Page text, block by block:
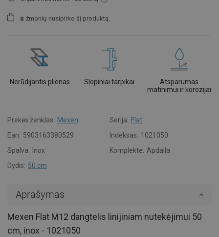
8 žmonių nusipirko šį produktą.
Nerūdijantis plienas Slopiniai tarpikai
Atsparumas
matinimui ir korozijai
Prekės ženklas: Mexen Serija: Flat
Ean: 5903163380529 Indeksas: 1021050
Spalva:
Inox Komplekte: Apdaila
Dydis: 50 cm
Aprašymas
Mexen Flat M12 dangtelis linijiniam nutekėjimui 50
cm, inox - 1021050